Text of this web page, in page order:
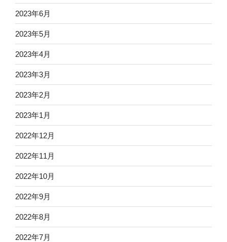
2023年6月
2023年5月
2023年4月
2023年3月
2023年2月
2023年1月
2022年12月
2022年11月
2022年10月
2022年9月
2022年8月
2022年7月